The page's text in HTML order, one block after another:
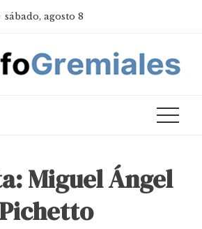
sábado, agosto 8
Miguel Ángel
Pichetto